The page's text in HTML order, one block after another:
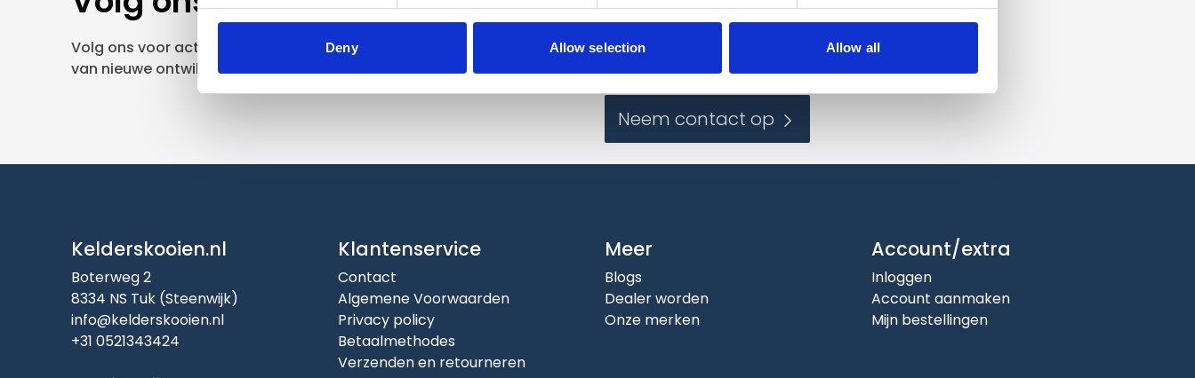
Deny Allow selection Allow all
Volg ons voor actuele aanbiedingen, opruiming en blijf op de hoogte
van nieuwe ontwikkelingen.
Wilt u meer informatie?
Neem contact op
Kelderskooien.nl
Boterweg 2
8334 NS Tuk (Steenwijk)
info@kelderskooien.nl
+31 0521343424
Klantenservice
Contact
Algemene Voorwaarden
Privacy policy
Betaalmethodes
Verzenden en retourneren
Meer
Blogs
Dealer worden
Onze merken
Account/extra
Inloggen
Account aanmaken
Mijn bestellingen